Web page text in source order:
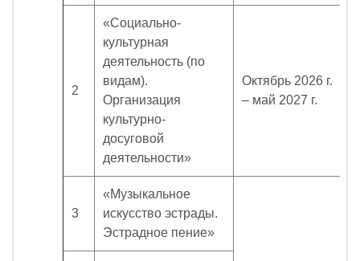
2
«Социально-
культурная
деятельность (по
видам).
Организация
культурно-
досуговой
деятельности»
Октябрь 2026 г.
– май 2027 г.
3
«Музыкальное
искусство эстрады.
Эстрадное пение»